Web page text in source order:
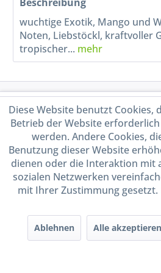
wuchtige Exotik, Mango und
Noten, Liebstöckl, kraftvoller
tropischer... mehr
Service Hotline
Shop Service
Informationen
Handel mit BIO-
durch DE-ÖKO-009
Diese Website benutzt Cookies,
Betrieb der Website
werden. Andere Cookies,
Benutzung dieser Website
dienen oder die Interaktion mit
sozialen Netzwerken
mit Ihrer Zustimmung gesetzt.
Ablehnen Alle akzeptieren